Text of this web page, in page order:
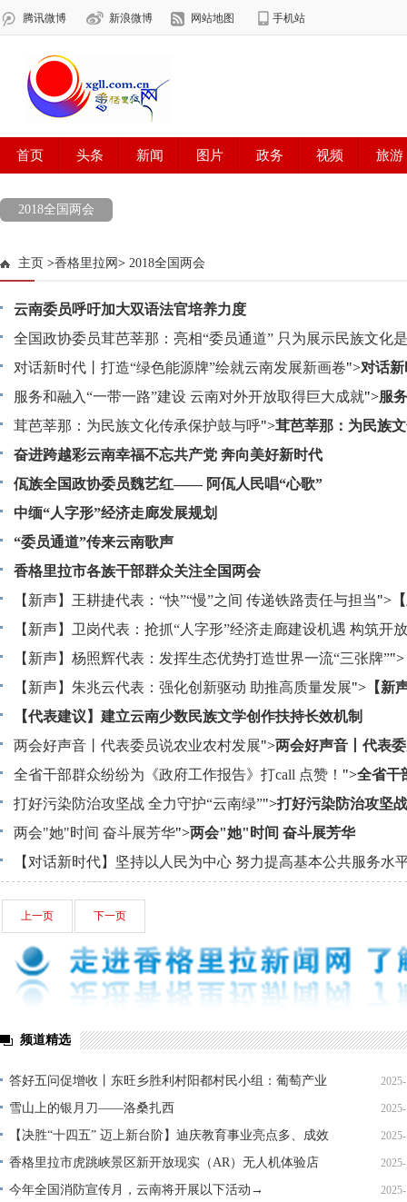
2018全国两会
主页 >香格里拉网 > 2018全国两会
云南委员呼吁加大双语法官培养力度
全国政协委员茸芭莘那：亮相“委员通道” 只为展示民族文化
全国政协委员茸芭莘那：亮相“委员通道” 只为展示民族文化
对话新时代丨打造“绿色能源牌”绘就云南发展新画卷">对话
造“绿色能源牌”绘就云南发展新画卷
服务和融入“一带一路”建设 云南对外开放取得巨大成就">服
入“一带一路”建设 云南对外开放取得巨大成就
茸芭莘那：为民族文化传承保护鼓与呼">茸芭莘那：为民族
护鼓与呼
奋进跨越彩云南幸福不忘共产党 奔向美好新时代
佤族全国政协委员魏艺红—— 阿佤人民唱“心歌”
中缅“人字形”经济走廊发展规划
“委员通道”传来云南歌声
香格里拉市各族干部群众关注全国两会
【新声】王耕捷代表：“快”“慢”之间 传递铁路责任与担当">
耕捷代表：“快”“慢”之间 传递铁路责任与担当
【新声】卫岗代表：抢抓“人字形”经济走廊建设机遇 构筑开
地 ">【新声】卫岗代表：抢抓“人字形”经济走廊建设机遇 构
新高地
【新声】杨照辉代表：发挥生态优势打造世界一流“三张牌”">
杨照辉代表：发挥生态优势打造世界一流“三张牌”
【新声】朱兆云代表：强化创新驱动 助推高质量发展"> 【新
代表：强化创新驱动 助推高质量发展
【代表建议】建立云南少数民族文学创作扶持长效机制
两会好声音丨代表委员说农业农村发展">两会好声音丨代表
农村发展
全省干部群众纷纷为《政府工作报告》打call 点赞！ ">全省干
纷为《政府工作报告》打call 点赞！
打好污染防治攻坚战 全力守护“云南绿”">打好污染防治攻坚
护“云南绿”
两会"她"时间 奋斗展芳华">两会"她"时间 奋斗展芳华
【对话新时代】坚持以人民为中心 努力提高基本公共服务水
服务水平（一）坚持教育优先发展
上一页 下一页
频道精选
答好五问促增收丨东旺乡胜利村阳都村民小组：葡萄产业
铺就“甜蜜”增收路
雪山上的银月刀——洛桑扎西
【决胜“十四五” 迈上新台阶】迪庆教育事业亮点多、成效
显——培根铸魂育桃李
香格里拉市虎跳峡景区新开放现实（AR）无人机体验店
今年全国消防宣传月，云南将开展以下活动→